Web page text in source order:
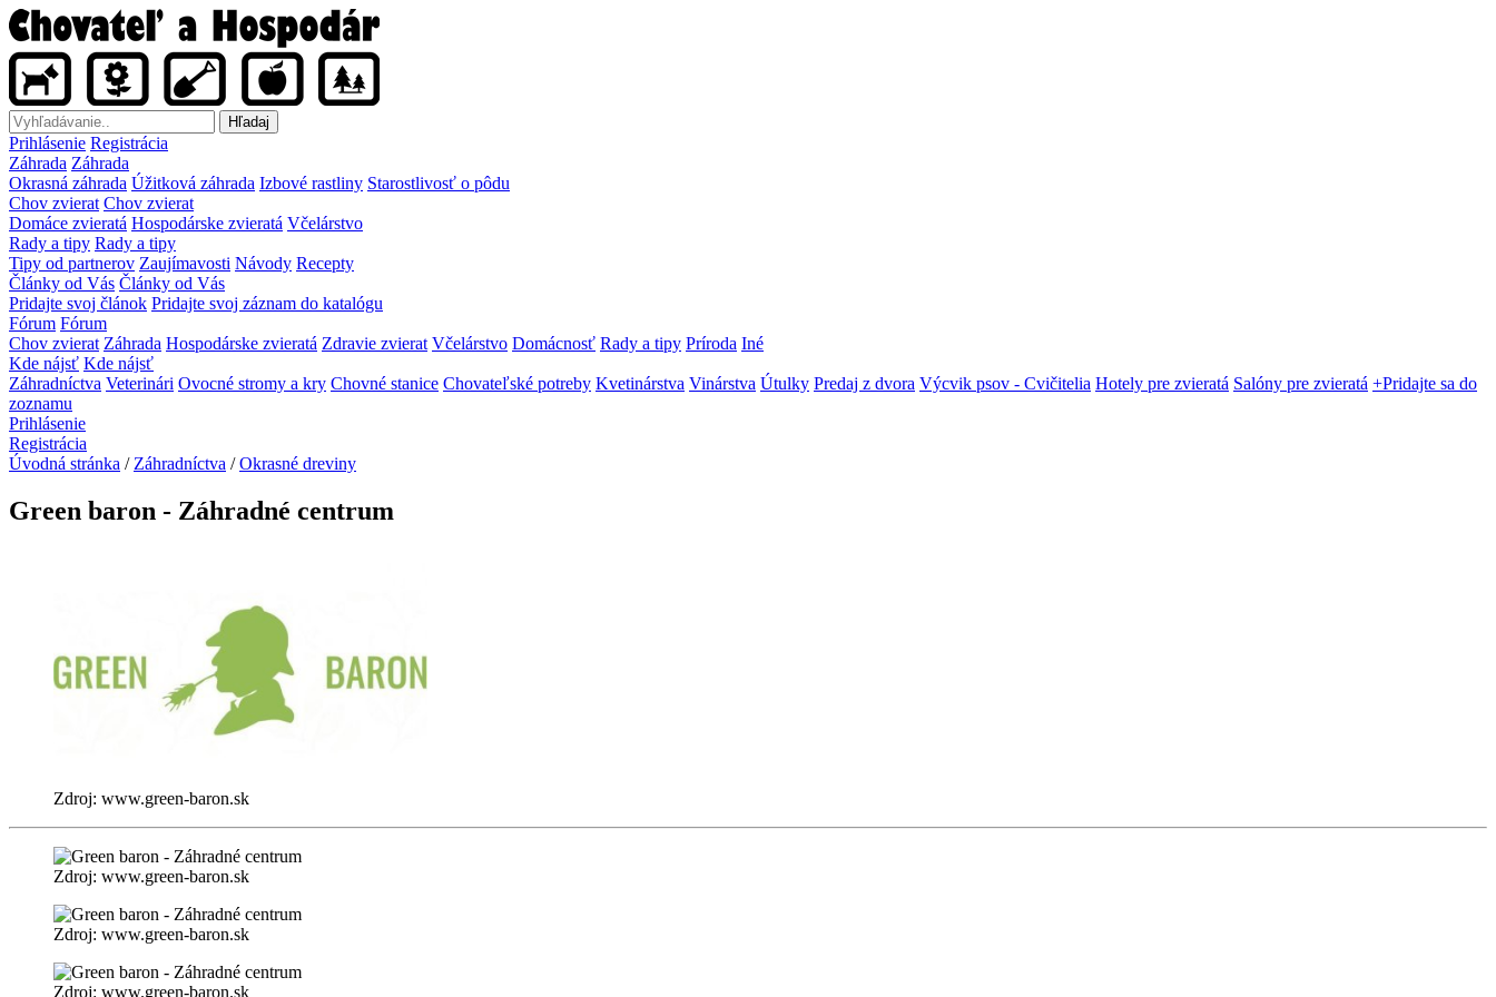
Hľadaj
Prihlásenie Registrácia
Záhrada Záhrada
Okrasná záhrada Úžitková záhrada Izbové rastliny Starostlivosť o pôdu
Chov zvierat Chov zvierat
Domáce zvieratá Hospodárske zvieratá Včelárstvo
Rady a tipy Rady a tipy
Tipy od partnerov Zaujímavosti Návody Recepty
Články od Vás Články od Vás
Pridajte svoj článok Pridajte svoj záznam do katalógu
Fórum Fórum
Chov zvierat Záhrada Hospodárske zvieratá Zdravie zvierat Včelárstvo Domácnosť Rady a tipy Príroda Iné
Kde nájsť Kde nájsť
Záhradníctva Veterinári Ovocné stromy a kry Chovné stanice Chovateľské potreby Kvetinárstva Vinárstva Útulky Predaj z dvora Výcvik psov - Cvičitelia Hotely pre zvieratá Salóny pre zvieratá +Pridajte sa do
zoznamu
Prihlásenie
Registrácia
Úvodná stránka / Záhradníctva / Okrasné dreviny
Green baron - Záhradné centrum
Zdroj: www.green-baron.sk
Zdroj: www.green-baron.sk
Zdroj: www.green-baron.sk
Zdroj: www.green-baron.sk